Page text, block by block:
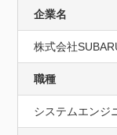
企業名
株式会社
職種
システムエンジ